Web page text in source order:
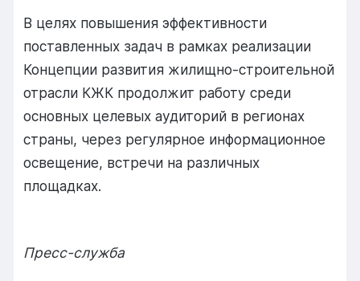
В целях повышения эффективности
поставленных задач в рамках реализации
Концепции развития жилищно-строительной
отрасли КЖК продолжит работу среди
основных целевых аудиторий в регионах
страны, через регулярное информационное
освещение, встречи на различных
площадках.
Пресс-служба